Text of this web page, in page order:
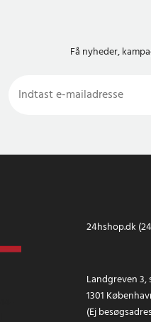
Få nyheder,
24hshop.dk
Landgreven 3,
1301
(Ej